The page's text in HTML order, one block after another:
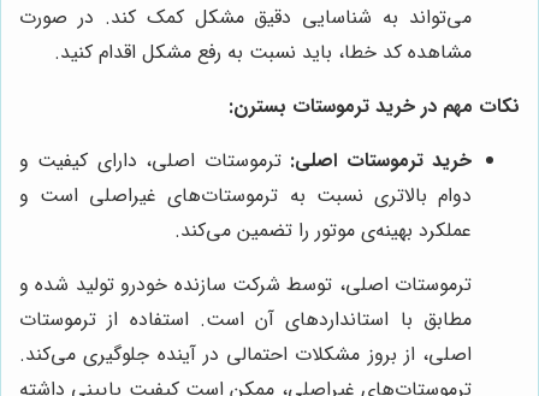
می‌تواند به شناسایی دقیق مشکل کمک کند. در صورت
مشاهده کد خطا، باید نسبت به رفع مشکل اقدام کنید.
نکات مهم در خرید ترموستات بسترن:
خرید ترموستات اصلی: ترموستات اصلی، دارای کیفیت و
دوام بالاتری نسبت به ترموستات‌های غیراصلی است و
عملکرد بهینه‌ی موتور را تضمین می‌کند.
ترموستات اصلی، توسط شرکت سازنده خودرو تولید شده و
مطابق با استانداردهای آن است. استفاده از ترموستات
اصلی، از بروز مشکلات احتمالی در آینده جلوگیری می‌کند.
ترموستات‌های غیراصلی، ممکن است کیفیت پایینی داشته